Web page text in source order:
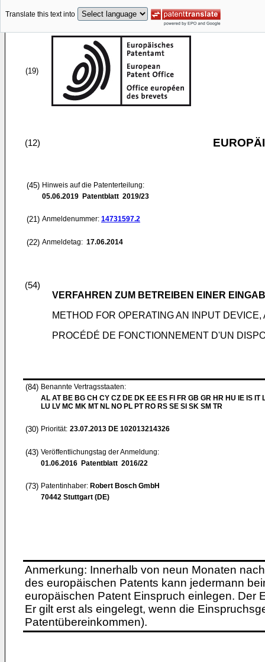
Translate this text into
(19)
(12)
(45) Hinweis auf die Patenterteilung:
05.06.2019 Patentblatt 2019/23
(21) Anmeldenummer: 14731597.2
(22) Anmeldetag: 17.06.2014
(54)
VERFAHREN ZUM BETREIBEN EINER
METHOD FOR OPERATING AN INPUT
PROCÉDÉ DE FONCTIONNEMENT D'UN
(84) Benannte Vertragsstaaten:
AL AT BE BG CH CY CZ DE DK EE ES FI FR GB GR HR HU IE IS IT
LU LV MC MK MT NL NO PL PT RO RS SE SI SK SM TR
(30) Priorität: 23.07.2013 DE 102013214326
(43) Veröffentlichungstag der Anmeldung:
01.06.2016 Patentblatt 2016/22
(73) Patentinhaber: Robert Bosch GmbH
70442 Stuttgart (DE)
Anmerkung: Innerhalb von neun Monaten
des europäischen Patents kann jedermann
europäischen Patent Einspruch einlegen. Der
Er gilt erst als eingelegt, wenn die
Patentübereinkommen).